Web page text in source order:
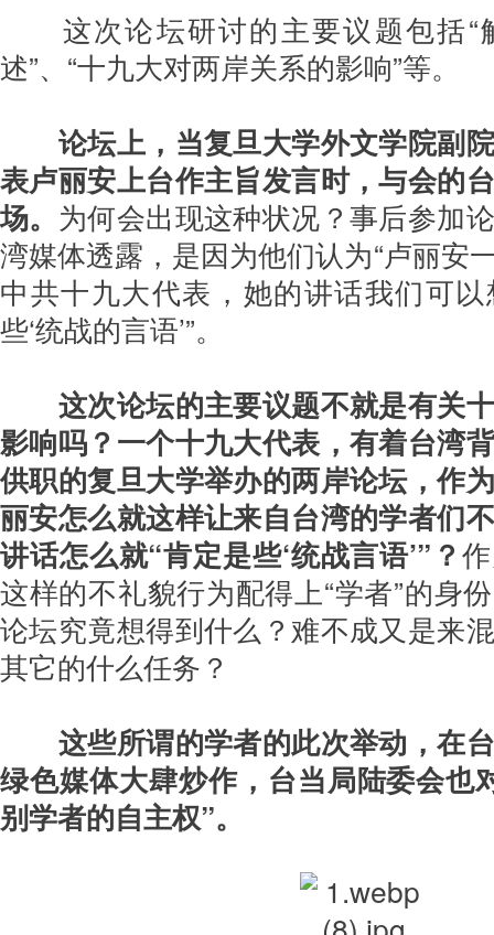
这次论坛研讨的主要议题包括“
述”、“十九大对两岸关系的影响”等。
论坛上，当复旦大学外文学院副
表卢丽安上台作主旨发言时，与会的
场。 为何会出现这种状况？事后参加
湾媒体透露，是因为他们认为“卢丽安
中共十九大代表，她的讲话我们可
些‘统战的言语’”。
这次论坛的主要议题不就是有关
影响吗？一个十九大代表，有着台湾
供职的复旦大学举办的两岸论坛，作
丽安怎么就这样让来自台湾的学者们
讲话怎么就“肯定是些‘统战言语’”？
这样的不礼貌行为配得上“学者”的身
论坛究竟想得到什么？难不成又是来
其它的什么任务？
这些所谓的学者的此次举动，在
绿色媒体大肆炒作，台当局陆委会也
别学者的自主权”。